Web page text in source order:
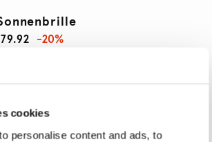
cookies
personalise content and ads, to
-20%